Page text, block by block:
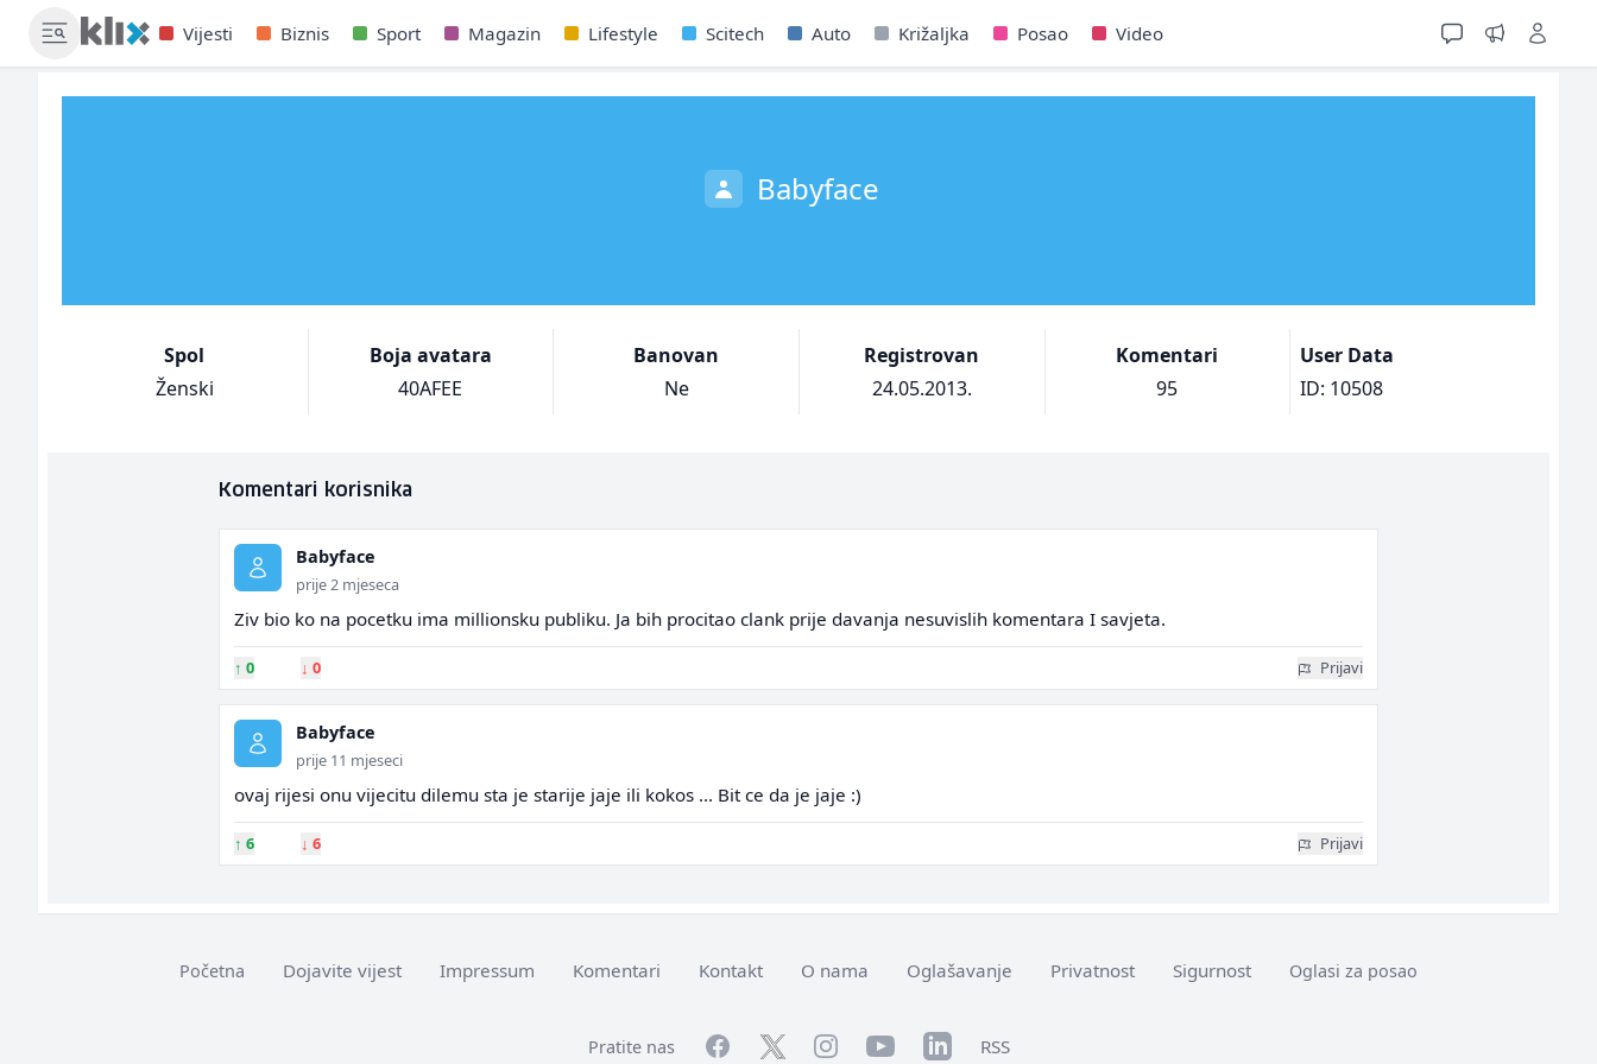
Vijesti Biznis Sport Magazin Lifestyle Scitech Auto Križaljka Posao Video
Babyface
Spol
Ženski
Boja avatara
40AFEE
Banovan
Ne
Registrovan
24.05.2013.
Komentari
95
User Data
ID: 10508
Komentari korisnika
Babyface
prije 2 mjeseca
Ziv bio ko na pocetku ima millionsku publiku. Ja bih procitao clank prije davanja nesuvislih komentara I savjeta.
↑ 0 ↓ 0 Prijavi
Babyface
prije 11 mjeseci
ovaj rijesi onu vijecitu dilemu sta je starije jaje ili kokos ... Bit ce da je jaje :)
↑ 6 ↓ 6 Prijavi
Početna Dojavite vijest Impressum Komentari Kontakt O nama Oglašavanje Privatnost Sigurnost Oglasi za posao
Pratite nas FacebookTwitterInstagramYouTubeLinkedInRSS